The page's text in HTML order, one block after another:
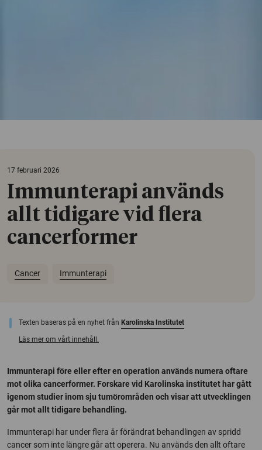
17 februari 2026
Immunterapi används
allt tidigare vid flera
cancerformer
Cancer Immunterapi
Texten baseras på en nyhet från Karolinska Institutet
Läs mer om vårt innehåll.
Immunterapi före eller efter en operation används numera oftare
mot olika cancerformer. Forskare vid Karolinska institutet har gått
igenom studier inom sju tumörområden och visar att utvecklingen
går mot allt tidigare behandling.
Immunterapi har under flera år förändrat behandlingen av spridd
cancer som inte längre går att operera. Nu används den allt oftare